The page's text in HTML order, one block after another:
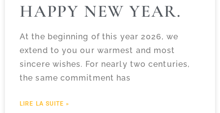
HAPPY NEW YEAR.
At the beginning of this year 2026, we
extend to you our warmest and most
sincere wishes. For nearly two centuries,
the same commitment has
LIRE LA SUITE »